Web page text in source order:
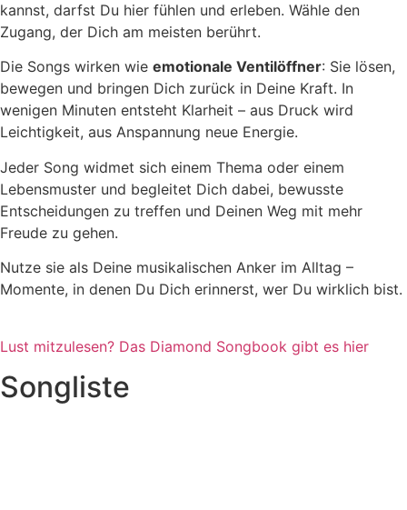
kannst, darfst Du hier fühlen und erleben. Wähle den
Zugang, der Dich am meisten berührt.
Die Songs wirken wie emotionale Ventilöffner: Sie lösen,
bewegen und bringen Dich zurück in Deine Kraft. In
wenigen Minuten entsteht Klarheit – aus Druck wird
Leichtigkeit, aus Anspannung neue Energie.
Jeder Song widmet sich einem Thema oder einem
Lebensmuster und begleitet Dich dabei, bewusste
Entscheidungen zu treffen und Deinen Weg mit mehr
Freude zu gehen.
Nutze sie als Deine musikalischen Anker im Alltag –
Momente, in denen Du Dich erinnerst, wer Du wirklich bist.
Lust mitzulesen? Das Diamond Songbook gibt es hier
Songliste